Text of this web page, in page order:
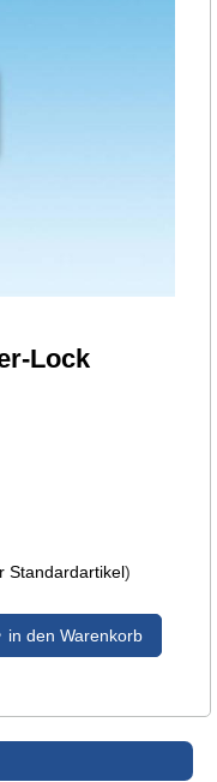
Lock
Standardartikel)
in den Warenkorb